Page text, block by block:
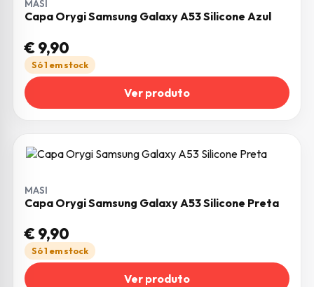
MASI
Capa Orygi Samsung Galaxy A53 Silicone Azul
€9,90
Só 1 em stock
Ver produto
MASI
Capa Orygi Samsung Galaxy A53 Silicone Preta
€9,90
Só 1 em stock
Ver produto